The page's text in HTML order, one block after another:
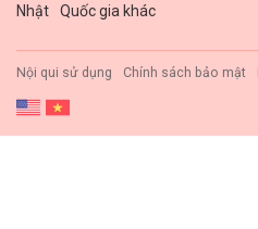
Nhật
Quốc gia khác
Nội qui sử dụng Chính sách bảo mật